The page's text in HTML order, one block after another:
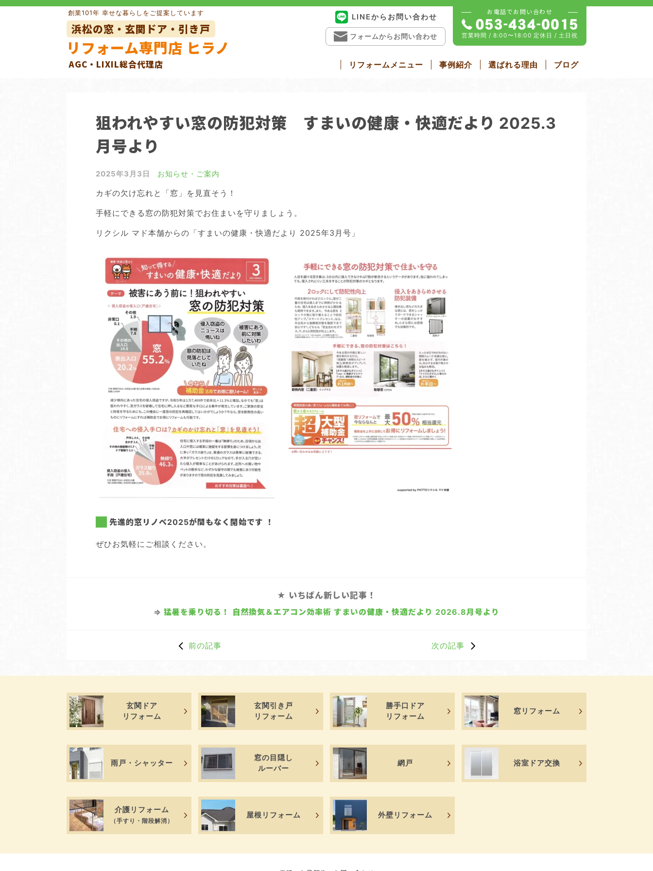
Skip
創業101年 幸せな暮らしをご提案しています
浜松の窓・玄関ドア・引き戸
リフォーム専門店 ヒラノ
AGC・LIXIL総合代理店 リフォームメニュー 事例紹介 選ばれる理由 ブログ
LINEからお問い合わせ
フォームからお問い合わせ
お電話でお問い合わせ
営業時間 / 8:00〜18:00 定休日 / 土日祝
外壁リフォーム
狙われやすい窓の防犯対策 すまいの健康・快適だより 2025.3
月号より
2025年3月3日 お知らせ・ご案内
カギの欠け忘れと「窓」を見直そう！
手軽にできる窓の防犯対策でお住まいを守りましょう。
リクシル マド本舗からの「すまいの健康・快適だより 2025年3月号」
先進的窓リノベ2025が間もなく開始です ！
ぜひお気軽にご相談ください。
★ いちばん新しい記事！
⇒ 猛暑を乗り切る！ 自然換気＆エアコン効率術 すまいの健康・快適だより 2026.8月号より
前の記事 次の記事
玄関ドア
リフォーム
玄関引き戸
リフォーム
勝手口ドア
リフォーム
窓リフォーム
雨戸・シャッター
窓の目隠し
ルーバー
網戸 浴室ドア交換
介護リフォーム
（手すり・階段解消）
屋根リフォーム 外壁リフォーム